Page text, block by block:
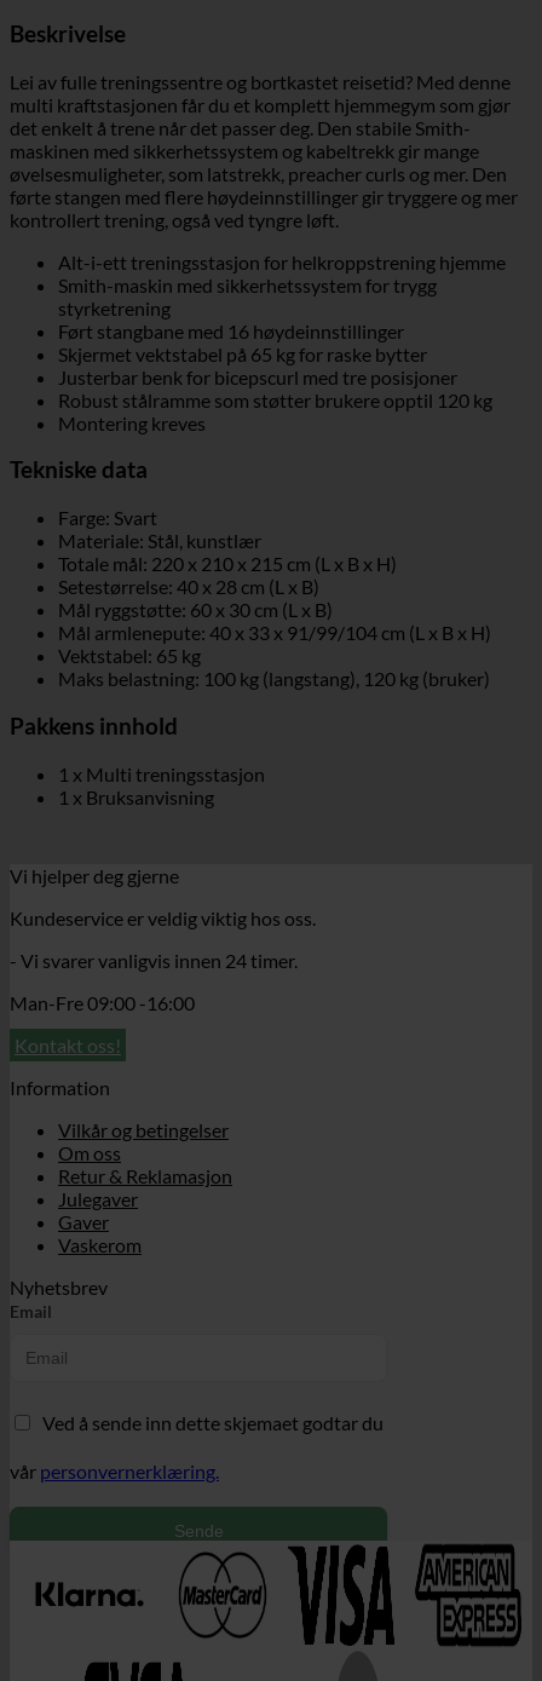
Beskrivelse
Lei av fulle treningssentre og bortkastet reisetid? Med denne
multi kraftstasjonen får du et komplett hjemmegym som gjør
det enkelt å trene når det passer deg. Den stabile Smith-
maskinen med sikkerhetssystem og kabeltrekk gir mange
øvelsesmuligheter, som latstrekk, preacher curls og mer. Den
førte stangen med flere høydeinnstillinger gir tryggere og mer
kontrollert trening, også ved tyngre løft.
Alt-i-ett treningsstasjon for helkroppstrening hjemme
Smith-maskin med sikkerhetssystem for trygg
styrketrening
Ført stangbane med 16 høydeinnstillinger
Skjermet vektstabel på 65 kg for raske bytter
Justerbar benk for bicepscurl med tre posisjoner
Robust stålramme som støtter brukere opptil 120 kg
Montering kreves
Tekniske data
Farge: Svart
Materiale: Stål, kunstlær
Totale mål: 220 x 210 x 215 cm (L x B x H)
Setestørrelse: 40 x 28 cm (L x B)
Mål ryggstøtte: 60 x 30 cm (L x B)
Mål armlenepute: 40 x 33 x 91/99/104 cm (L x B x H)
Vektstabel: 65 kg
Maks belastning: 100 kg (langstang), 120 kg (bruker)
Pakkens innhold
1 x Multi treningsstasjon
1 x Bruksanvisning
Vi hjelper deg gjerne
Kundeservice er veldig viktig hos oss.
- Vi svarer vanligvis innen 24 timer.
Man-Fre 09:00 -16:00
Kontakt oss!
Information
Vilkår og betingelser
Om oss
Retur & Reklamasjon
Julegaver
Gaver
Vaskerom
Nyhetsbrev
Email
Ved å sende inn dette skjemaet godtar du
vår personvernerklæring.
Sende